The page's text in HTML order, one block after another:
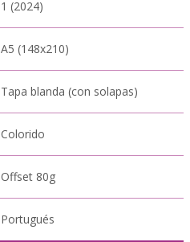
1 (2024)
A5 (148x210)
Tapa blanda (con solapas)
Colorido
Offset 80g
Portugués